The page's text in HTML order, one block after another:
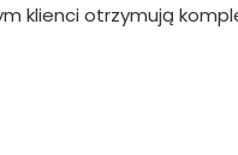
klienci otrzymują